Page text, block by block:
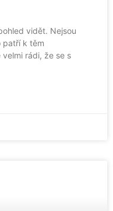
vidět. Nejsou
patří k těm
rádi, že se s